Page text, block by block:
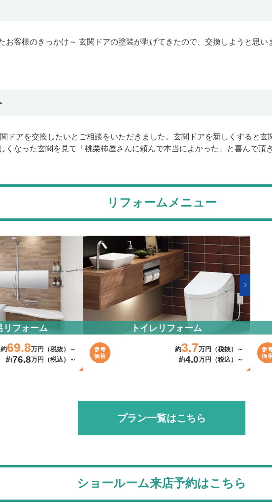
客様のきっかけ～ 玄関ドアの塗装が剥げてきたので、交換しようと思い
ドアを交換したいとご相談をいただきました。玄関ドアを新しくすると
くなった玄関を見て「桃栗柿屋さんに頼んで本当によかった」と喜んで頂
リフォームメニュー
リフォーム
約69.8万円（税抜）～
約76.8万円（税込）～
トイレリフォーム
約3.7万円（税抜）～
約4.0万円（税込）～
プラン一覧はこちら
ショールーム来店予約はこちら